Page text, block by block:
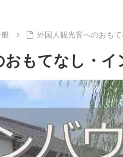
外国人観光客へのおも
おもてなし・